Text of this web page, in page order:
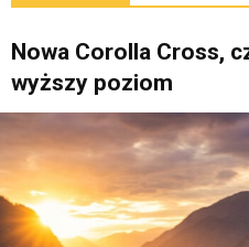
Nowa Corolla Cross,
wyższy poziom